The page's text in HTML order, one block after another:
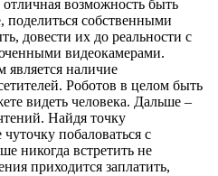
отличная возможность быть
поделиться собственными
довести их до реальности с
видеокамерами.
наличие
Роботов в целом быть
видеть человека. Дальше –
Найдя точку
побаловаться с
никогда встретить не
приходится заплатить,